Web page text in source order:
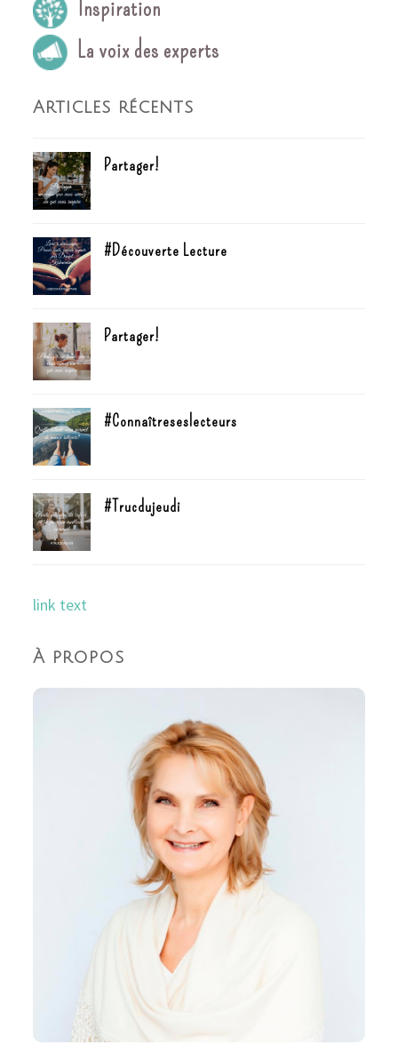
Inspiration
La voix des experts
Articles récents
Partager!
#Découverte Lecture
Partager!
#Connaîtreseslecteurs
#Trucdujeudi
link text
À propos